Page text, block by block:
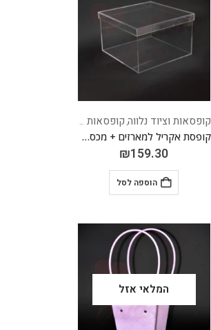
קופסאות וציוד נלווה, קופסאות מאקריל
קופסת אקריל למארזים + מכסה 32*32 גובה 20 ס"מ
₪159.30
הוספה לסל
המלאי אזל